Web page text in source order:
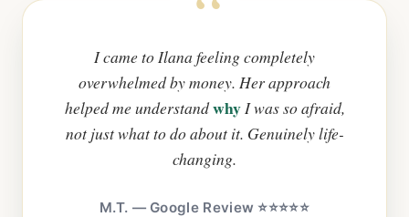
I came to Ilana feeling completely
overwhelmed by money. Her approach
helped me understandwhyI was so afraid,
not just what to do about it. Genuinely life-
changing.
M.T. — Google Review ⭐⭐⭐⭐⭐